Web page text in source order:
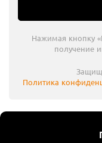
Нажимая кнопку
получение
Политика